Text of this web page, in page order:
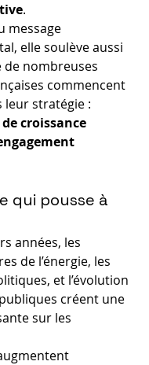
.
message
elle soulève aussi
de nombreuses
commencent
leur stratégie :
croissance
qui pousse à
années, les
de l’énergie, les
et l’évolution
créent une
sur les